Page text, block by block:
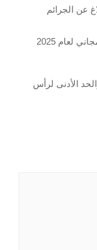
عن الجرائم
لعام 2025
الأدنى لرأس